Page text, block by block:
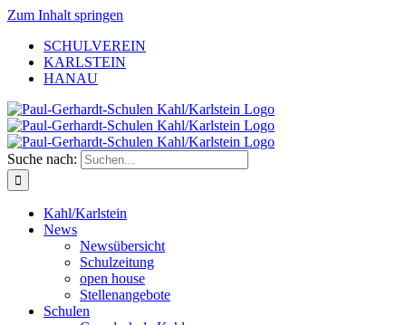
Zum Inhalt springen
SCHULVEREIN
KARLSTEIN
HANAU
Suche nach:
Kahl/Karlstein
News
Newsübersicht
Schulzeitung
open house
Stellenangebote
Schulen